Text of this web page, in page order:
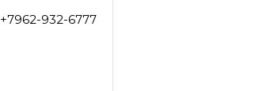
+7962-932-6777